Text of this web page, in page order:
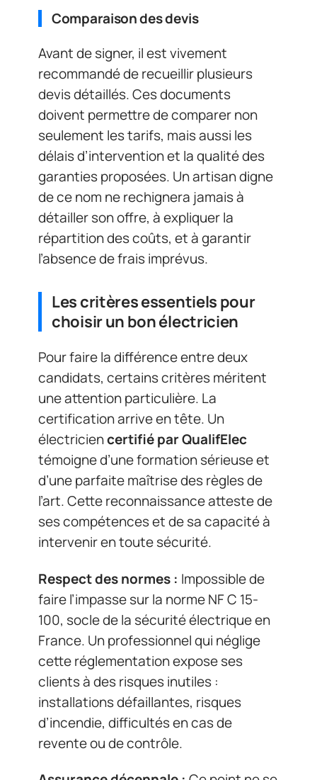
Comparaison des devis
Avant de signer, il est vivement
recommandé de recueillir plusieurs
devis détaillés. Ces documents
doivent permettre de comparer non
seulement les tarifs, mais aussi les
délais d’intervention et la qualité des
garanties proposées. Un artisan digne
de ce nom ne rechignera jamais à
détailler son offre, à expliquer la
répartition des coûts, et à garantir
l’absence de frais imprévus.
Les critères essentiels pour
choisir un bon électricien
Pour faire la différence entre deux
candidats, certains critères méritent
une attention particulière. La
certification arrive en tête. Un
électriciencertifié par QualifElec
témoigne d’une formation sérieuse et
d’une parfaite maîtrise des règles de
l’art. Cette reconnaissance atteste de
ses compétences et de sa capacité à
intervenir en toute sécurité.
Respect des normes : Impossible de
faire l’impasse sur la norme NF C 15-
100, socle de la sécurité électrique en
France. Un professionnel qui néglige
cette réglementation expose ses
clients à des risques inutiles :
installations défaillantes, risques
d’incendie, difficultés en cas de
revente ou de contrôle.